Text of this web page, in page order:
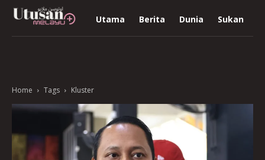
Utama Berita Dunia Sukan
Home Tags Kluster